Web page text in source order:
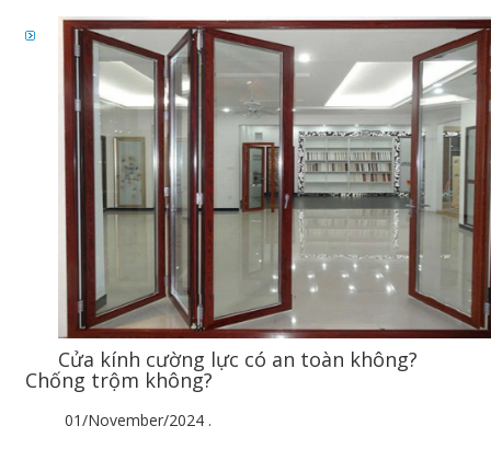
Cửa kính cường lực có an toàn không?
Chống trộm không?
01/November/2024 .